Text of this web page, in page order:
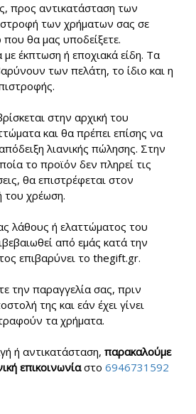
προς αντικατάσταση των
των χρήματων σας σε
θα μας υποδείξετε.
έκπτωση ή εποχιακά είδη. Τα
των πελάτη, το ίδιο και η
στην αρχική του
και θα πρέπει επίσης να
λιανικής πώλησης. Στην
το προϊόν δεν πληρεί τις
θα επιστρέφεται στον
του χρέωση.
λάθους ή ελαττώματος του
από εμάς κατά την
επιβαρύνει το thegift.gr.
την παραγγελία σας, πριν
της και εάν έχει γίνει
τα χρήματα.
ή αντικατάσταση, παρακαλούμε
επικοινωνίαστο 6946731592